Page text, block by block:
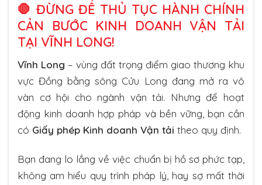
🛑 ĐỪNG ĐỂ THỦ TỤC HÀNH CHÍNH
CẢN BƯỚC KINH DOANH VẬN TẢI
TẠI VĨNH LONG!
Vĩnh Long – vùng đất trọng điểm giao thương khu
vực Đồng bằng sông Cửu Long đang mở ra vô
vàn cơ hội cho ngành vận tải. Nhưng để hoạt
động kinh doanh hợp pháp và bền vững, bạn cần
có Giấy phép Kinh doanh Vận tải theo quy định.
Bạn đang lo lắng về việc chuẩn bị hồ sơ phức tạp,
không am hiểu quy trình pháp lý, hay sợ mất thời